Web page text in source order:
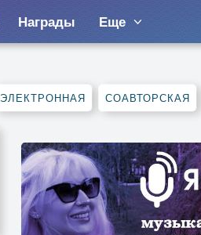
Награды Еще
ЭЛЕКТРОННАЯ СОАВТОРСКАЯ